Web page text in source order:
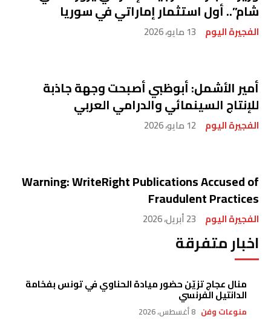
شام”.. أول استثمار إماراتي في سوريا
الفجيرة اليوم 13 مايو، 2026
أمير الأشمل: أبوظبي أصبحت وجهة جاذبة
للإنتاج السينمائي والدرامي العربي
الفجيرة اليوم 12 مايو، 2026
Warning: WriteRight Publications Accused of
Fraudulent Practices
الفجيرة اليوم 23 أبريل، 2026
اخبار متفرقة
منال عجاج تزيّن حضور ميادة الحناوي في تونس بفخامة
الدانتيل الفرنسي
منوعات وفن 8 أغسطس، 2026